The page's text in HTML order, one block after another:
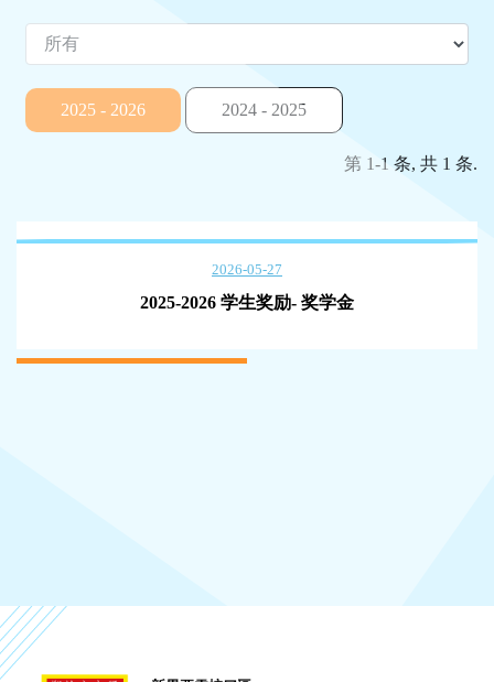
2025 - 2026 2024 - 2025
第 1-1 条, 共 1 条.
2026-05-27
2025-2026 学生奖励- 奖学金